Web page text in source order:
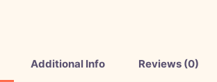
Additional Info Reviews (0)